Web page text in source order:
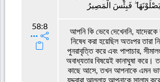
58:8
فَبِئْسَ الْمَصِيرُ
আপনি কি ভেবে দেখেননি, যাদেরকে
নিষেধ করা হয়েছিল অতঃপর তারা
পুনরাবৃত্তি করে এবং পাপাচার,
অবাধ্যতার বিষয়েই কানাঘুষা করে।
কাছে আসে, তখন আপনাকে এমন
যদ্দ্বারা আল্লাহ আপনাকে সালাম